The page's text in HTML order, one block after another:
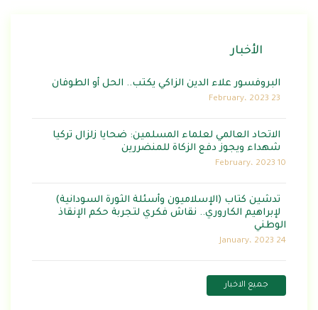
الأخبار
البروفسور علاء الدين الزاكي يكتب.. الحل أو الطوفان
23 February، 2023
الاتحاد العالمي لعلماء المسلمين: ضحايا زلزال تركيا
شهداء ويجوز دفع الزكاة للمنضررين
10 February، 2023
تدشين كتاب (الإسلاميون وأسئلة الثورة السودانية)
لإبراهيم الكاروري.. نقاش فكري لتجربة حكم الإنقاذ
الوطني
24 January، 2023
جميع الاخبار